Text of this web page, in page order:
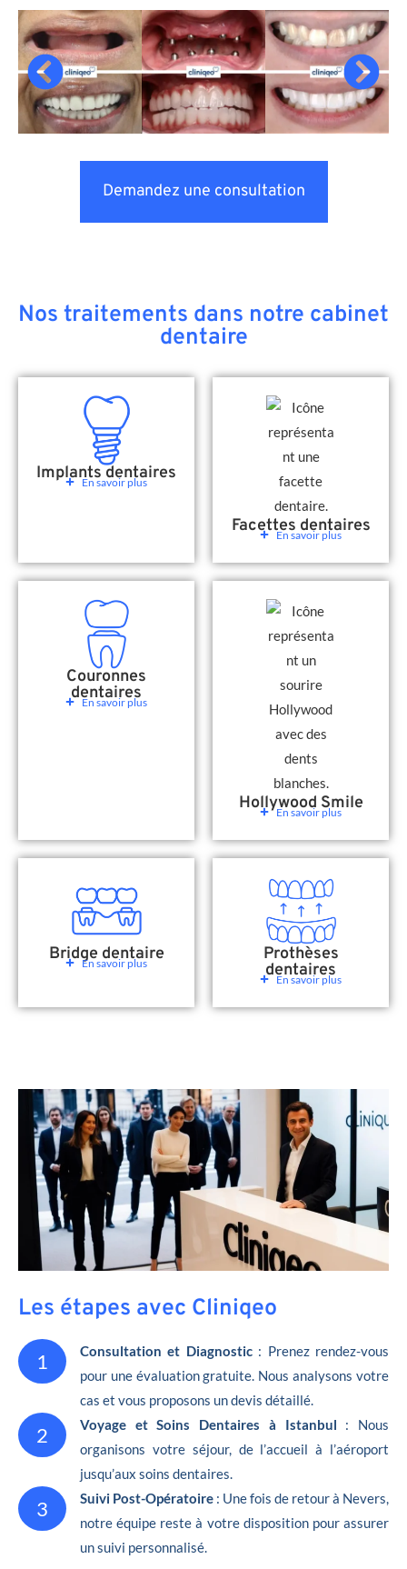
Demandez une consultation
Nos traitements dans notre cabinet
dentaire
Implants dentaires
En savoir plus
Facettes dentaires
En savoir plus
Couronnes
dentaires
En savoir plus
Hollywood Smile
En savoir plus
Bridge dentaire
En savoir plus Prothèses
dentaires
En savoir plus
Les étapes avec Cliniqeo
1 Consultation et Diagnostic: Prenez rendez-vous
pour une évaluation gratuite. Nous analysons votre
cas et vous proposons un devis détaillé.
2 Voyage et Soins Dentaires à Istanbul : Nous
organisons votre séjour, de l’accueil à l’aéroport
jusqu’aux soins dentaires.
3 Suivi Post-Opératoire : Une fois de retour à Nevers,
notre équipe reste à votre disposition pour assurer
un suivi personnalisé.